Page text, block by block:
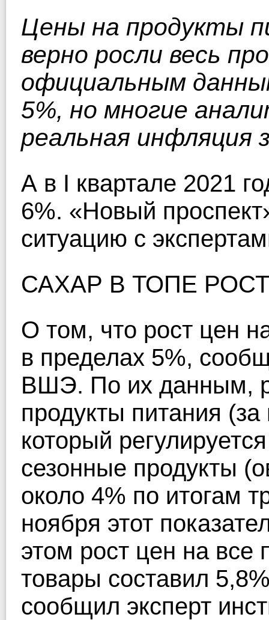
Цены на продукты
верно росли весь
официальным
5%, но многие
реальная инфляция
А в I квартале 2021
6%. «Новый
ситуацию с
САХАР В ТОПЕ
О том, что рост цен
в пределах 5%,
ВШЭ. По их данным,
продукты питания
который
сезонные продукты
около 4% по итогам
ноября этот
этом рост цен на все
товары составил
сообщил эксперт